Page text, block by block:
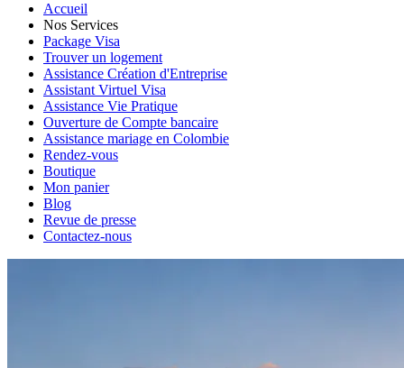
Accueil
Nos Services
Package Visa
Trouver un logement
Assistance Création d'Entreprise
Assistant Virtuel Visa
Assistance Vie Pratique
Ouverture de Compte bancaire
Assistance mariage en Colombie
Rendez-vous
Boutique
Mon panier
Blog
Revue de presse
Contactez-nous